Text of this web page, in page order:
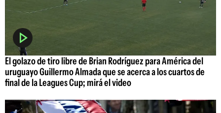
El golazo de tiro libre de Brian Rodríguez para América del
uruguayo Guillermo Almada que se acerca a los cuartos de
final de la Leagues Cup; mirá el video